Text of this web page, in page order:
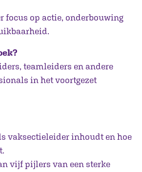
focus op actie, onderbouwing
teamleiders en andere
in het voortgezet
vaksectieleider inhoudt en hoe
vijf pijlers van een sterke